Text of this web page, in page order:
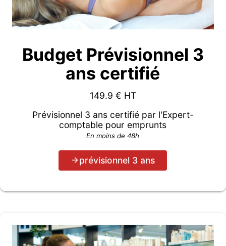
Budget Prévisionnel 3
ans certifié
149.9 € HT
Prévisionnel 3 ans certifié par l'Expert-
comptable pour emprunts
En moins de 48h
prévisionnel 3 ans